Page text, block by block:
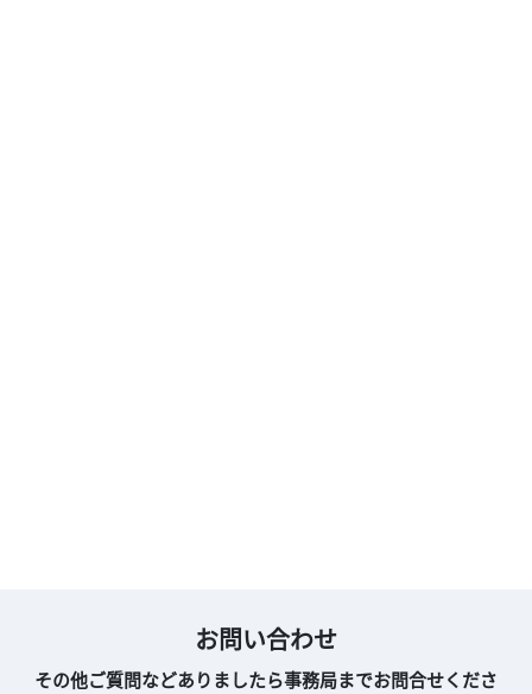
お問い合わせ
その他ご質問などありましたら事務局までお問合せくださ